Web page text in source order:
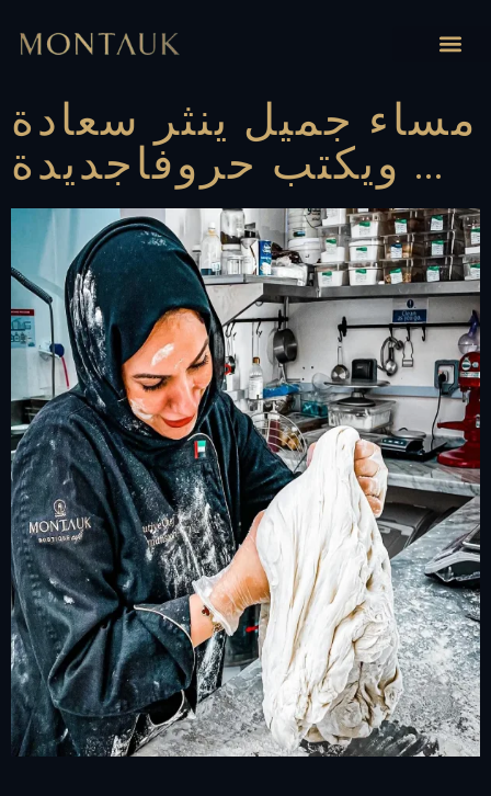
مساء جميل ينثر سعادة
‏ويكتب حروفاجديدة …